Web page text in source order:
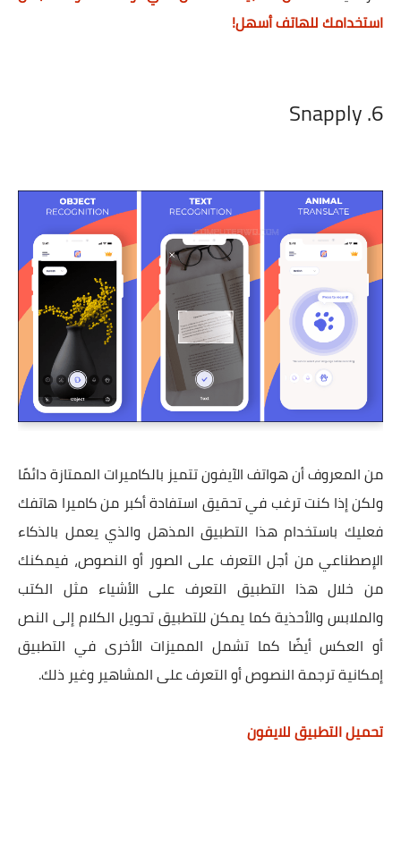
استخدامك للهاتف أسهل!
6. Snapply
من المعروف أن هواتف الآيفون تتميز بالكاميرات الممتازة دائمًا
ولكن إذا كنت ترغب في تحقيق استفادة أكبر من كاميرا هاتفك
فعليك باستخدام هذا التطبيق المذهل والذي يعمل بالذكاء
الإصطناعي من أجل التعرف على الصور أو النصوص، فيمكنك
من خلال هذا التطبيق التعرف على الأشياء مثل الكتب
والملابس والأحذية كما يمكن للتطبيق تحويل الكلام إلى النص
أو العكس أيضًا كما تشمل المميزات الأخرى في التطبيق
إمكانية ترجمة النصوص أو التعرف على المشاهير وغير ذلك.
تحميل التطبيق للايفون